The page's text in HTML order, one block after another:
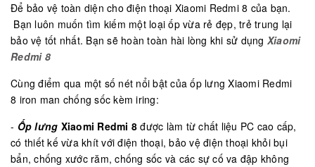
Để bảo vệ toàn diện cho điện thoại Xiaomi Redmi 8 của bạn.
Bạn luôn muốn tìm kiếm một loại ốp vừa rẻ đẹp, trẻ trung lại
bảo vệ tốt nhất. Bạn sẽ hoàn toàn hài lòng khi sử dụng Xiaomi
Redmi 8
Cùng điểm qua một số nét nổi bật của ốp lưng Xiaomi Redmi
8 iron man chống sốc kèm iring:
- Ốp lưng Xiaomi Redmi 8được làm từ chất liệu PC cao cấp,
có thiết kế vừa khít với điện thoại, bảo vệ điện thoại khỏi bụi
bẩn, chống xước răm, chống sốc và các sự cố va đập không